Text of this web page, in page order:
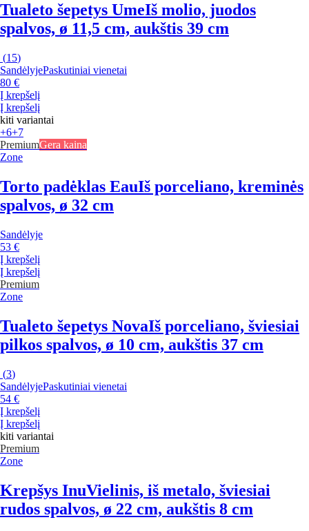
Tualeto šepetys UmeIš molio, juodos
spalvos, ø 11,5 cm, aukštis 39 cm
(15)
SandėlyjePaskutiniai vienetai
80 €
Į krepšelį
Į krepšelį
kiti variantai
+6+7
PremiumGera kaina
Zone
Torto padėklas EauIš porceliano, kreminės
spalvos, ø 32 cm
Sandėlyje
53 €
Į krepšelį
Į krepšelį
Premium
Zone
Tualeto šepetys NovaIš porceliano, šviesiai
pilkos spalvos, ø 10 cm, aukštis 37 cm
(3)
SandėlyjePaskutiniai vienetai
54 €
Į krepšelį
Į krepšelį
kiti variantai
Premium
Zone
Krepšys InuVielinis, iš metalo, šviesiai
rudos spalvos, ø 22 cm, aukštis 8 cm